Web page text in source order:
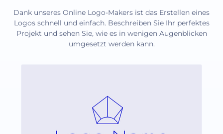
Dank unseres Online Logo-Makers ist das Erstellen eines
Logos schnell und einfach. Beschreiben Sie Ihr perfektes
Projekt und sehen Sie, wie es in wenigen Augenblicken
umgesetzt werden kann.